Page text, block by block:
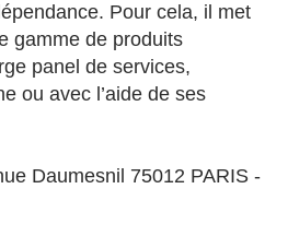
Pour cela, il met
gamme de produits
panel de services,
ou avec l’aide de ses
Daumesnil 75012 PARIS -